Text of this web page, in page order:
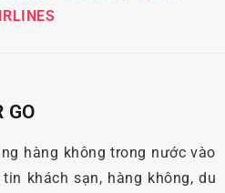
GO
hàng không trong nước vào
khách sạn, hàng không, du